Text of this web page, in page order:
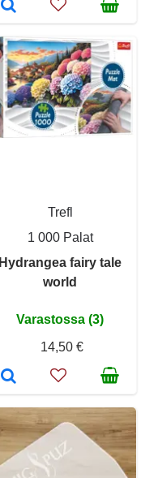
Trefl
1 000 Palat
Hydrangea fairy tale
world
Varastossa (3)
14,50 €